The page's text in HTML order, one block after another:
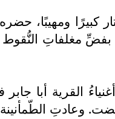
كبيرًا ومهيبًا،
بفضِّ مغلفاتِ
القرية أبا
وعادتِ